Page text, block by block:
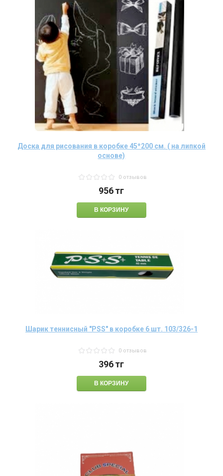
Доска для рисования в коробке 45*200 см. ( на липкой
основе)
0 отзывов
956тг
Шарик теннисный "PSS" в коробке 6 шт. 103/326-1
0 отзывов
396тг